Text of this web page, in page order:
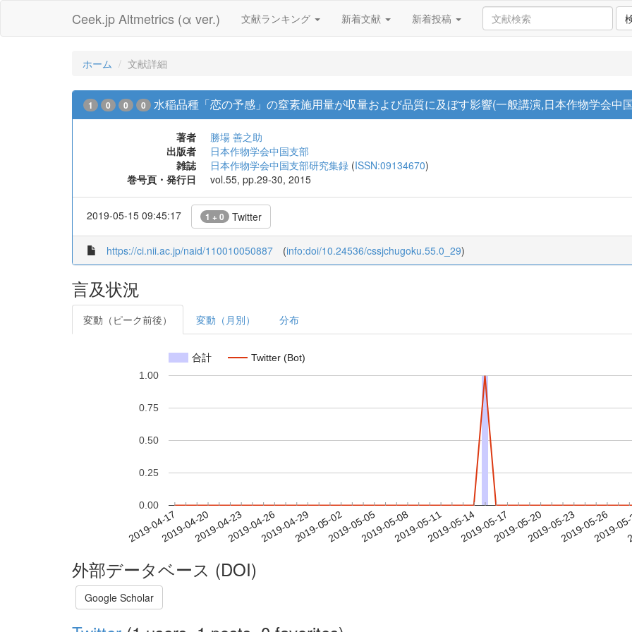
Ceek.jp Altmetrics (α ver.) 文献ランキング 新着文献 新着投稿
ホーム 文献詳細
1 0 0 0 水稲品種「恋の予感」の窒素施用量が収量および品質に及ぼす影響(一般講演,日本作物学会中
著者
勝場 善之助
出版者
日本作物学会中国支部
雑誌
日本作物学会中国支部研究集録 (ISSN:09134670)
巻号頁・発行日
vol.55, pp.29-30, 2015
2019-05-15 09:45:17 1 + 0 Twitter
https://ci.nii.ac.jp/naid/110010050887 (info:doi/10.24536/cssjchugoku.55.0_29)
言及状況
変動（ピーク前後） 変動（月別） 分布
合計 Twitter (Bot)
2019-04-172019-04-202019-04-232019-04-262019-04-292019-05-022019-05-052019-05-082019-05-112019-05-142019-05-172019-05-202019-05-232019-05-26
2019-
0.00
0.25
0.50
0.75
1.00
外部データベース (DOI)
Google Scholar